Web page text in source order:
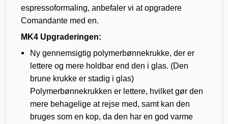
espressoformaling, anbefaler vi at opgradere
Comandante med en.
MK4 Upgraderingen:
Ny gennemsigtig polymerbønnekrukke, der er
lettere og mere holdbar end den i glas. (Den
brune krukke er stadig i glas)
Polymerbønnekrukken er lettere, hvilket gør den
mere behagelige at rejse med, samt kan den
bruges som en kop, da den har en god varme